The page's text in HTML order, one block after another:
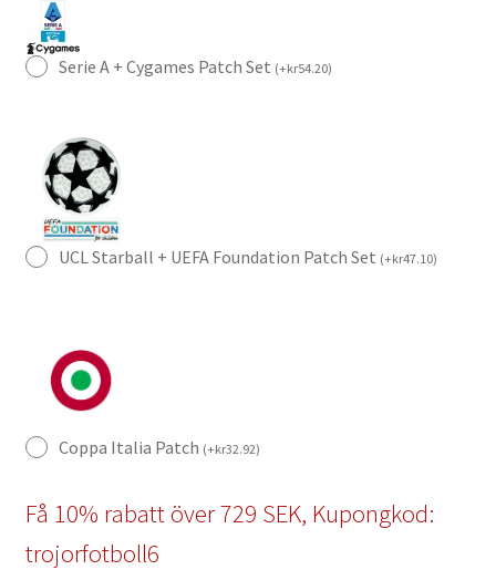
Serie A + Cygames Patch Set (+kr54.20)
UCL Starball + UEFA Foundation Patch Set (+kr47.10)
Coppa Italia Patch (+kr32.92)
Få 10% rabatt över 729 SEK, Kupongkod:
trojorfotboll6